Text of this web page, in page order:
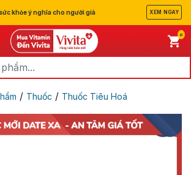
khỏe ý nghĩa cho người già XEM NGAY
0
/ Thuốc / Thuốc Tiêu Hoá